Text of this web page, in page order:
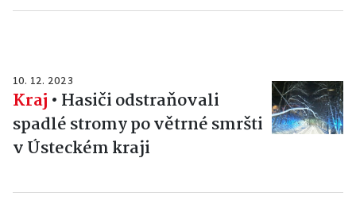
10. 12. 2023
Kraj • Hasiči odstraňovali
spadlé stromy po větrné smršti
v Ústeckém kraji